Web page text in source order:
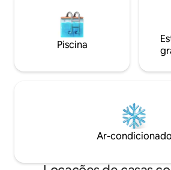
Piscina
Ar-condicionado